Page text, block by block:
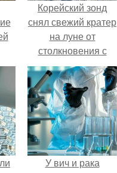
Корейский зонд
снял свежий кратер
на луне от
столкновения с
обломком Falcon 9.
У вич и рака